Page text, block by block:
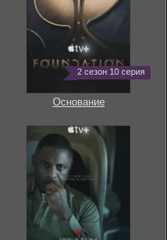
2 сезон 10 серия
Основание